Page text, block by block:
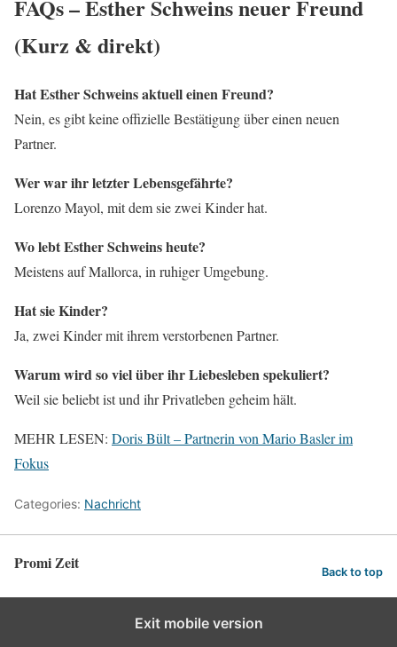
FAQs – Esther Schweins neuer Freund
(Kurz & direkt)
Hat Esther Schweins aktuell einen Freund?
Nein, es gibt keine offizielle Bestätigung über einen neuen
Partner.
Wer war ihr letzter Lebensgefährte?
Lorenzo Mayol, mit dem sie zwei Kinder hat.
Wo lebt Esther Schweins heute?
Meistens auf Mallorca, in ruhiger Umgebung.
Hat sie Kinder?
Ja, zwei Kinder mit ihrem verstorbenen Partner.
Warum wird so viel über ihr Liebesleben spekuliert?
Weil sie beliebt ist und ihr Privatleben geheim hält.
MEHR LESEN: Doris Bült – Partnerin von Mario Basler im
Fokus
Categories: Nachricht
Promi Zeit Back to top
Exit mobile version